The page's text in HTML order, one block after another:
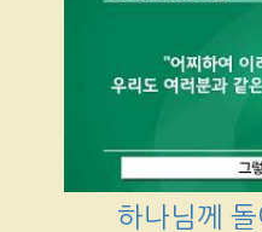
하나님께